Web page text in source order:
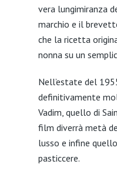
vera lungimiranza
marchio e il
che la ricetta
nonna su un
Nell’estate del
definitivamente
Vadim, quello di
film diverrà metà
lusso e infine
pasticcere.